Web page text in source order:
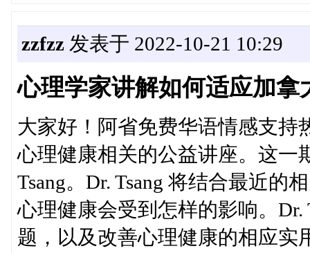
zzfzz发表于 2022-10-21 10:29
心理学家讲解如何适应加拿
大家好！阿省免费华语情感支持
心理健康相关的公益讲座。这一
Tsang。Dr. Tsang 将结合最近的
心理健康会受到怎样的影响。
题，以及改善心理健康的相应实